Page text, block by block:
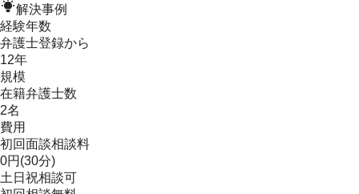
解決事例
経験年数
弁護士登録から
12年
規模
在籍弁護士数
2名
費用
初回面談相談料
0円(30分)
土日祝相談可